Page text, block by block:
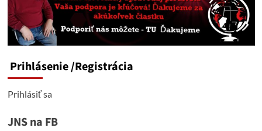
Prihlásenie/Registrácia
Prihlásiť sa
JNS na FB